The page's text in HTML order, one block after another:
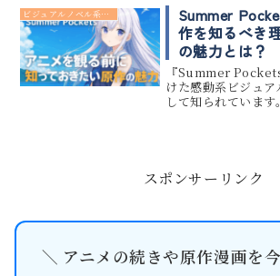
そのストーリーの
かりや...
ビジュアルノベル系 アニメ
Summer
作を知るべき
の魅力とは？
『Summer
けた感動系ビジュ
して知られていま
スポンサーリンク
＼ アニメの続きや原作漫画を